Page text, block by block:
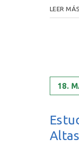
LEER MÁS
18.